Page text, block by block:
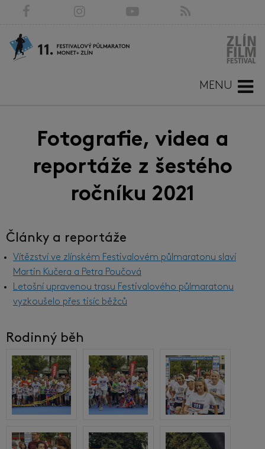
MENU
Fotografie, videa a
reportáže z šestého
ročníku 2021
Články a reportáže
Vítězství ve zlínském Festivalovém půlmaratonu slaví
Martin Kučera a Petra Poučová
Letošní upravenou trasu Festivalového půlmaratonu
vyzkoušelo přes tisíc běžců
Rodinný běh